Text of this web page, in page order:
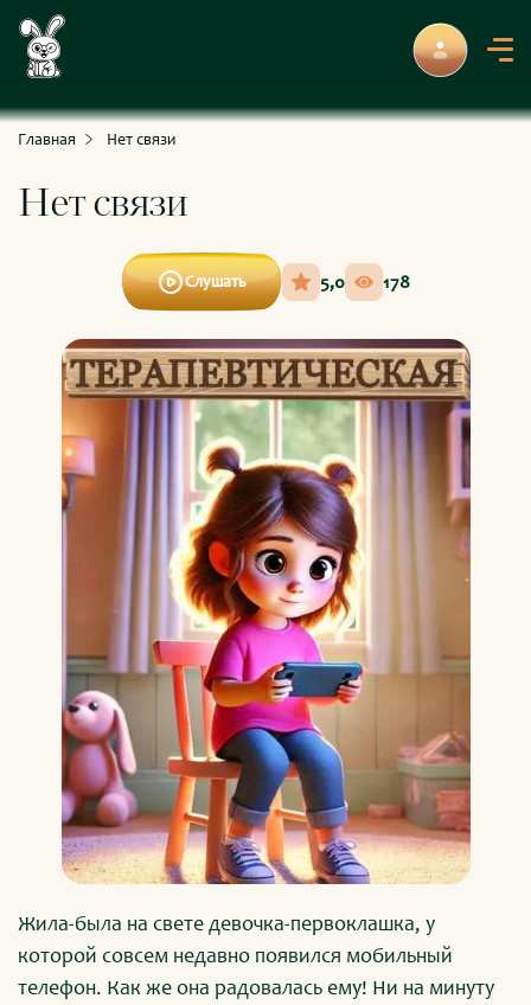
Для умных и любознательных
Главная Нет связи
Нет связи
Жила-была на свете девочка-первоклашка, у
которой совсем недавно появился мобильный
телефон. Как же она радовалась ему! Ни на минуту
Слушать 5,0 178